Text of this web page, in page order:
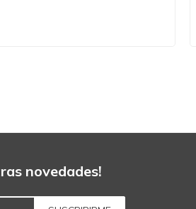
novedades!